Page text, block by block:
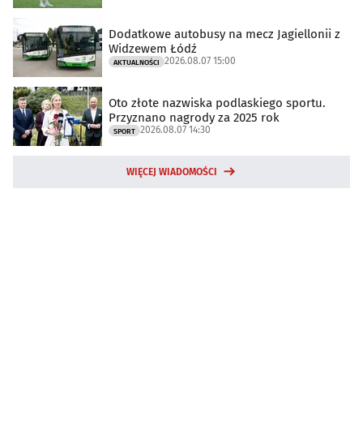
Dodatkowe autobusy na mecz Jagiellonii z
Widzewem Łódź
AKTUALNOŚCI 2026.08.07 15:00
Oto złote nazwiska podlaskiego sportu.
Przyznano nagrody za 2025 rok
SPORT 2026.08.07 14:30
WIĘCEJ WIADOMOŚCI